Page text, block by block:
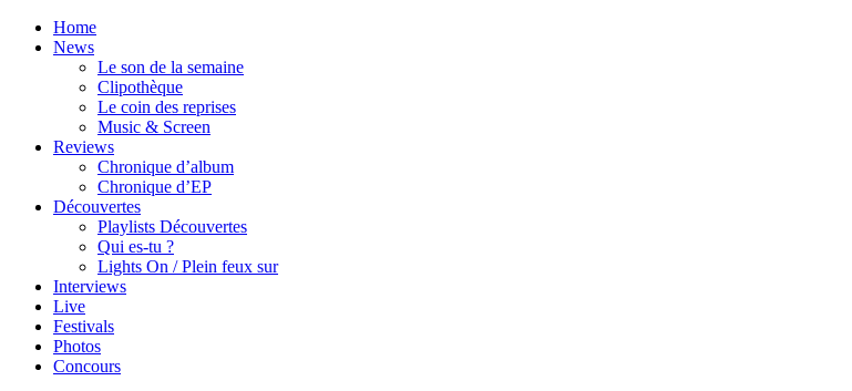
Home
News
Le son de la semaine
Clipothèque
Le coin des reprises
Music & Screen
Reviews
Chronique d’album
Chronique d’EP
Découvertes
Playlists Découvertes
Qui es-tu ?
Lights On / Plein feux sur
Interviews
Live
Festivals
Photos
Concours